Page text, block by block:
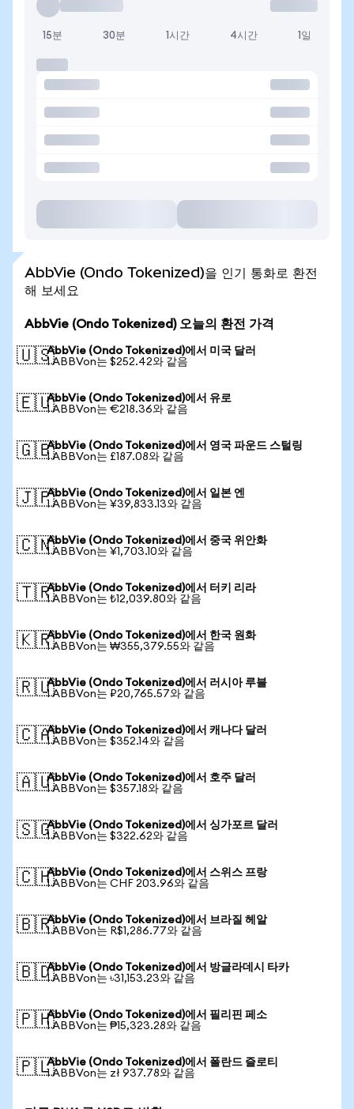
15분 30분 1시간 4시간 1일
AbbVie (Ondo Tokenized)을 인기 통화로 환전
해 보세요
AbbVie (Ondo Tokenized) 오늘의 환전 가격
🇺🇸AbbVie (Ondo Tokenized)에서 미국 달러
1 ABBVon는 $252.42와 같음
🇪🇺AbbVie (Ondo Tokenized)에서 유로
1 ABBVon는 €218.36와 같음
🇬🇧AbbVie (Ondo Tokenized)에서 영국 파운드 스털링
1 ABBVon는 £187.08와 같음
🇯🇵AbbVie (Ondo Tokenized)에서 일본 엔
1 ABBVon는 ¥39,833.13와 같음
🇨🇳AbbVie (Ondo Tokenized)에서 중국 위안화
1 ABBVon는 ¥1,703.10와 같음
🇹🇷AbbVie (Ondo Tokenized)에서 터키 리라
1 ABBVon는 ₺12,039.80와 같음
🇰🇷AbbVie (Ondo Tokenized)에서 한국 원화
1 ABBVon는 ₩355,379.55와 같음
🇷🇺AbbVie (Ondo Tokenized)에서 러시아 루블
1 ABBVon는 ₽20,765.57와 같음
🇨🇦AbbVie (Ondo Tokenized)에서 캐나다 달러
1 ABBVon는 $352.14와 같음
🇦🇺AbbVie (Ondo Tokenized)에서 호주 달러
1 ABBVon는 $357.18와 같음
🇸🇬AbbVie (Ondo Tokenized)에서 싱가포르 달러
1 ABBVon는 $322.62와 같음
🇨🇭AbbVie (Ondo Tokenized)에서 스위스 프랑
1 ABBVon는 CHF 203.96와 같음
🇧🇷AbbVie (Ondo Tokenized)에서 브라질 헤알
1 ABBVon는 R$1,286.77와 같음
🇧🇩AbbVie (Ondo Tokenized)에서 방글라데시 타카
1 ABBVon는 ৳31,153.23와 같음
🇵🇭AbbVie (Ondo Tokenized)에서 필리핀 페소
1 ABBVon는 ₱15,323.28와 같음
🇵🇱AbbVie (Ondo Tokenized)에서 폴란드 즐로티
1 ABBVon는 zł 937.78와 같음